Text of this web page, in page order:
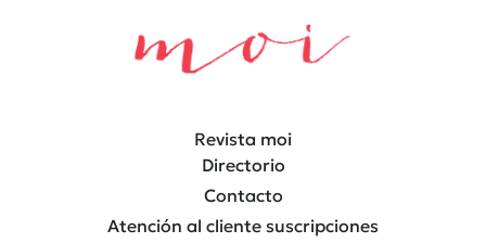
Revista moi
Directorio
Contacto
Atención al cliente suscripciones